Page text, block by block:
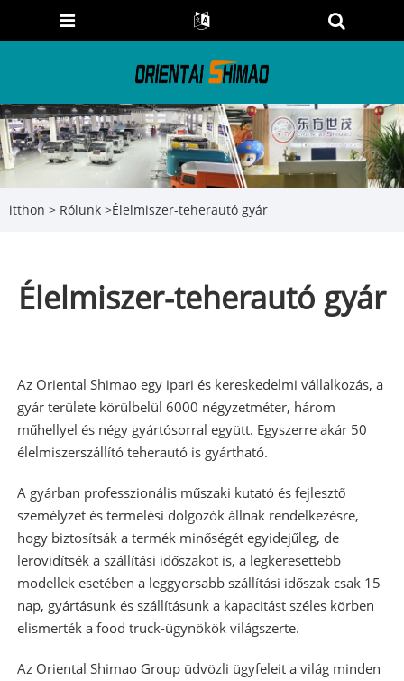
itthon > Rólunk >Élelmiszer-teherautó gyár
Élelmiszer-teherautó gyár
Az Oriental Shimao egy ipari és kereskedelmi vállalkozás, a
gyár területe körülbelül 6000 négyzetméter, három
műhellyel és négy gyártósorral együtt. Egyszerre akár 50
élelmiszerszállító teherautó is gyártható.
A gyárban professzionális műszaki kutató és fejlesztő
személyzet és termelési dolgozók állnak rendelkezésre,
hogy biztosítsák a termék minőségét egyidejűleg, de
lerövidítsék a szállítási időszakot is, a legkeresettebb
modellek esetében a leggyorsabb szállítási időszak csak 15
nap, gyártásunk és szállításunk a kapacitást széles körben
elismerték a food truck-ügynökök világszerte.
Az Oriental Shimao Group üdvözli ügyfeleit a világ minden